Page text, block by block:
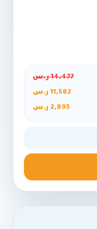
14,477 ر.س
11,582 ر.س
2,895 ر.س